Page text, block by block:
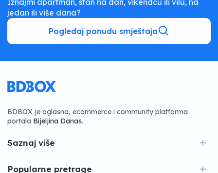
Iznajmi apartman, stan na dan, vikendcu ili vilu, na
jedan ili više dana?
Pogledaj ponudu smještaja
BDBOX je oglasna, ecommerce i community platforma
portala Bijeljina Danas.
Saznaj više
Popularne pretrage